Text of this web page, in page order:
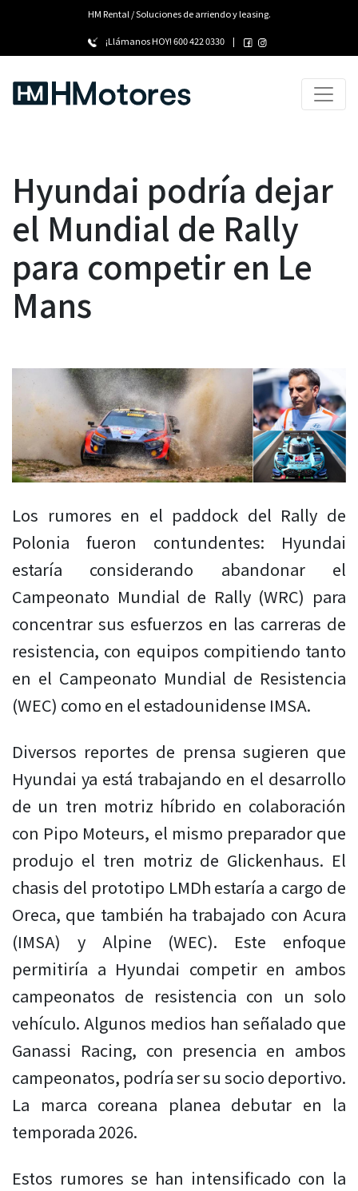
HM Rental / Soluciones de arriendo y leasing.
¡Llámanos HOY!600 422 0330 |
Hyundai podría dejar
el Mundial de Rally
para competir en Le
Mans
Los rumores en el paddock del Rally de
Polonia fueron contundentes: Hyundai
estaría considerando abandonar el
Campeonato Mundial de Rally (WRC) para
concentrar sus esfuerzos en las carreras de
resistencia, con equipos compitiendo tanto
en el Campeonato Mundial de Resistencia
(WEC) como en el estadounidense IMSA.
Diversos reportes de prensa sugieren que
Hyundai ya está trabajando en el desarrollo
de un tren motriz híbrido en colaboración
con Pipo Moteurs, el mismo preparador que
produjo el tren motriz de Glickenhaus. El
chasis del prototipo LMDh estaría a cargo de
Oreca, que también ha trabajado con Acura
(IMSA) y Alpine (WEC). Este enfoque
permitiría a Hyundai competir en ambos
campeonatos de resistencia con un solo
vehículo. Algunos medios han señalado que
Ganassi Racing, con presencia en ambos
campeonatos, podría ser su socio deportivo.
La marca coreana planea debutar en la
temporada 2026.
Estos rumores se han intensificado con la